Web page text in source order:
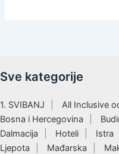
Sve kategorije
1. SVIBANJ All Inclusive
Bosna i Hercegovina
Dalmacija
Hoteli Istra
Ljepota
Mađarska